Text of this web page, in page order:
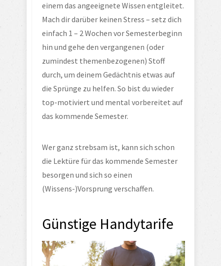
einem das angeeignete Wissen entgleitet.
Mach dir darüber keinen Stress – setz dich
einfach 1 – 2 Wochen vor Semesterbeginn
hin und gehe den vergangenen (oder
zumindest themenbezogenen) Stoff
durch, um deinem Gedächtnis etwas auf
die Sprünge zu helfen. So bist du wieder
top-motiviert und mental vorbereitet auf
das kommende Semester.
Wer ganz strebsam ist, kann sich schon
die Lektüre für das kommende Semester
besorgen und sich so einen
(Wissens-)Vorsprung verschaffen.
Günstige Handytarife